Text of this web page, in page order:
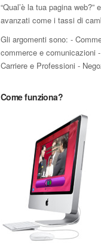
“Qual’è la tua pagina
avanzati come i tassi di
Gli argomenti sono: -
commerce e comunicazioni
Carriere e Professioni -
Come funziona?